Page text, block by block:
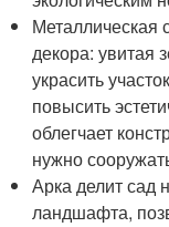
Металлическая
декора: увитая
украсить
повысить
облегчает
нужно
Арка делит сад
ландшафта,